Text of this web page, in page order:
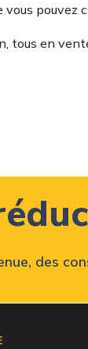
pouvez
tous en
des